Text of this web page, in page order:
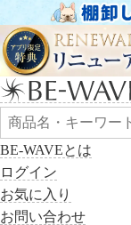
BE-WAVEとは
ログイン
お気に入り
お問い合わせ